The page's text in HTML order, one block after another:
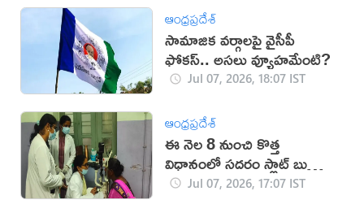
ఆంధ్రప్రదేశ్
సామాజిక వర్గాలపై వైసీపీ
ఫోకస్.. అసలు వ్యూహమేంటి?
Jul 07, 2026, 18:07 IST
ఆంధ్రప్రదేశ్
ఈ నెల 8 నుంచి కొత్త
విధానంలో సదరం స్లాట్ బుకింగ్
షురూJul 07, 2026, 17:07 IST